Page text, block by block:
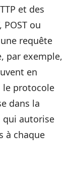
et des
ou
une requête
par exemple,
en
le protocole
dans la
qui autorise
à chaque